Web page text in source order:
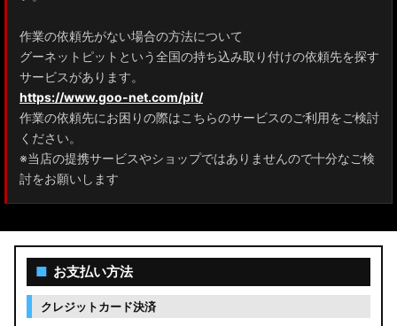
作業の依頼先がない場合の方法について
グーネットピットという全国の持ち込み取り付けの依頼先を探す
サービスがあります。
https://www.goo-net.com/pit/
作業の依頼先にお困りの際はこちらのサービスのご利用をご検討
ください。
※当店の提携サービスやショップではありませんので十分なご検
討をお願いします
■ お支払い方法
クレジットカード決済